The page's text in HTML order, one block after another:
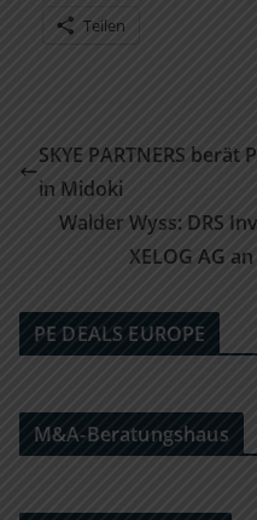
Teilen
SKYE PARTNERS
in Midoki
Walder Wyss: DRS
XELOG AG
PE DEALS EUROPE
M&A-Beratungshaus